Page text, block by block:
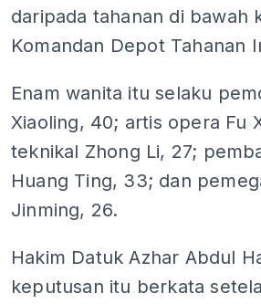
daripada tahanan di bawah
Komandan Depot Tahanan
Enam wanita itu selaku
Xiaoling, 40; artis opera Fu
teknikal Zhong Li, 27;
Huang Ting, 33; dan
Jinming, 26.
Hakim Datuk Azhar Abdul
keputusan itu berkata